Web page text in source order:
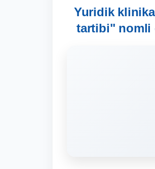
Yuridik
tartibi" nomli